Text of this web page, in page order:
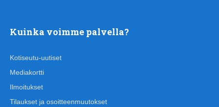
Kuinka voimme palvella?
Kotiseutu-uutiset
Mediakortti
Ilmoitukset
Tilaukset ja osoitteenmuutokset